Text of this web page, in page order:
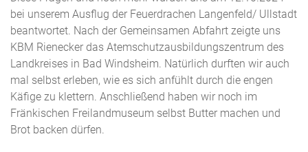
bei unserem Ausflug der Feuerdrachen Langenfeld/ Ullstadt
beantwortet. Nach der Gemeinsamen Abfahrt zeigte uns
KBM Rienecker das Atemschutzausbildungszentrum des
Landkreises in Bad Windsheim. Natürlich durften wir auch
mal selbst erleben, wie es sich anfühlt durch die engen
Käfige zu klettern. Anschließend haben wir noch im
Fränkischen Freilandmuseum selbst Butter machen und
Brot backen dürfen.